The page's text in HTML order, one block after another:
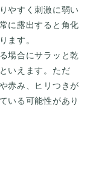
やすく刺激に弱い
に露出すると角化
ます。
場合にサラッと乾
いえます。ただ
赤み、ヒリつきが
いる可能性があり